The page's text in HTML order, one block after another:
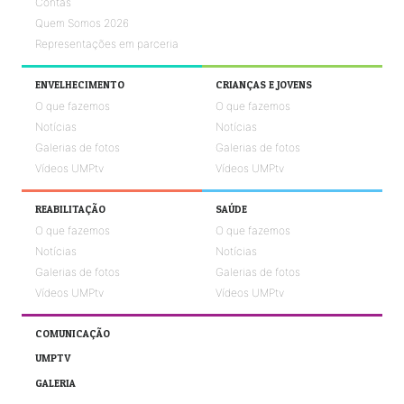
Quem Somos 2026
Representações em parceria
ENVELHECIMENTO
O que fazemos
Notícias
Galerias de fotos
Vídeos UMPtv
CRIANÇAS E JOVENS
O que fazemos
Notícias
Galerias de fotos
Vídeos UMPtv
REABILITAÇÃO
O que fazemos
Notícias
Galerias de fotos
Vídeos UMPtv
SAÚDE
O que fazemos
Notícias
Galerias de fotos
Vídeos UMPtv
COMUNICAÇÃO
UMPTV
GALERIA